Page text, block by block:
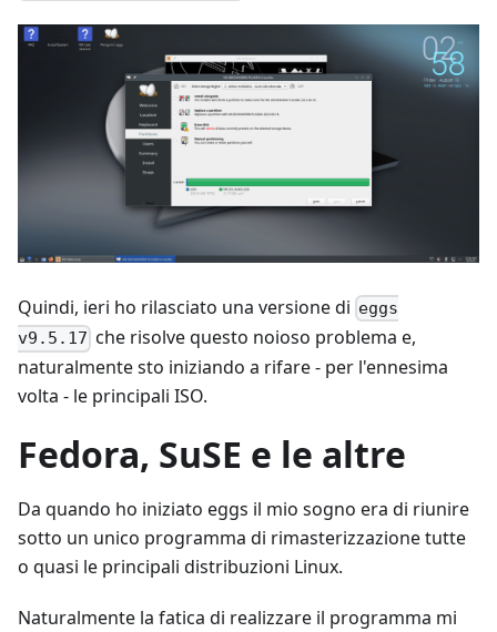
Quindi, ieri ho rilasciato una versione di eggs
v9.5.17 che risolve questo noioso problema e,
naturalmente sto iniziando a rifare - per l'ennesima
volta - le principali ISO.
Fedora, SuSE e le altre
Da quando ho iniziato eggs il mio sogno era di riunire
sotto un unico programma di rimasterizzazione tutte
o quasi le principali distribuzioni Linux.
Naturalmente la fatica di realizzare il programma mi